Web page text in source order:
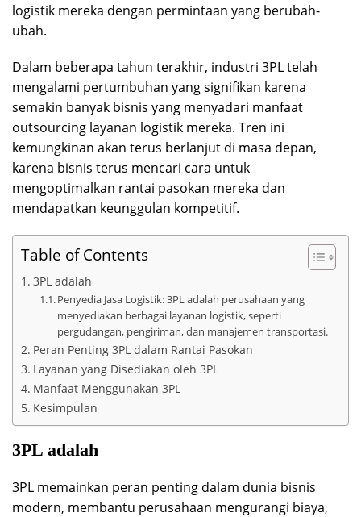
logistik mereka dengan permintaan yang berubah-
ubah.
Dalam beberapa tahun terakhir, industri 3PL telah
mengalami pertumbuhan yang signifikan karena
semakin banyak bisnis yang menyadari manfaat
outsourcing layanan logistik mereka. Tren ini
kemungkinan akan terus berlanjut di masa depan,
karena bisnis terus mencari cara untuk
mengoptimalkan rantai pasokan mereka dan
mendapatkan keunggulan kompetitif.
Table of Contents
3PL adalah
Penyedia Jasa Logistik: 3PL adalah perusahaan yang
menyediakan berbagai layanan logistik, seperti
pergudangan, pengiriman, dan manajemen transportasi.
Peran Penting 3PL dalam Rantai Pasokan
Layanan yang Disediakan oleh 3PL
Manfaat Menggunakan 3PL
Kesimpulan
3PL adalah
3PL memainkan peran penting dalam dunia bisnis
modern, membantu perusahaan mengurangi biaya,